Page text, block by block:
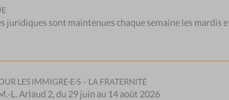
de Morges
juridiques sont maintenues chaque semaine les mardis
LES IMMIGRÉ·E·S – LA FRATERNITÉ
L. Arlaud 2, du 29 juin au 14 août 2026